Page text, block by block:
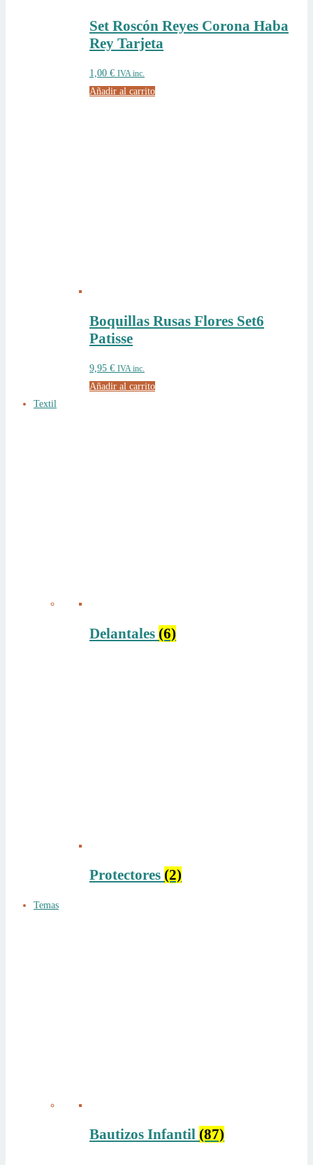
Set Roscón Reyes Corona Haba
Rey Tarjeta
1,00 € IVA inc.
Añadir al carrito
Boquillas Rusas Flores Set6
Patisse
9,95 € IVA inc.
Añadir al carrito
Textil
Delantales (6)
Protectores (2)
Temas
Bautizos Infantil (87)